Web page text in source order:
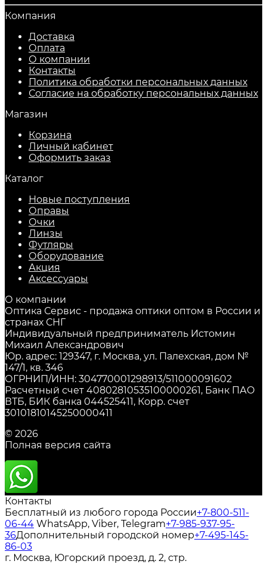
Компания
Доставка
Оплата
О компании
Контакты
Политика обработки персональных данных
Согласие на обработку персональных данных
Магазин
Корзина
Личный кабинет
Оформить заказ
Каталог
Новые поступления
Оправы
Очки
Линзы
Футляры
Оборудование
Акция
Аксессуары
О компании
Оптика Сервис - продажа оптики оптом в России и
странах СНГ
Индивидуальный предприниматель Истомин
Михаил Александрович
Юр. адрес: 129347, г. Москва, ул. Палехская, дом №
147/1, кв. 346
ОГРНИП/ИНН: 304770001298913/511000091602
Расчетный счет 40802810535100000261, Банк ПАО
ВТБ, БИК банка 044525411, Корр. счет
30101810145250000411
© 2026
Полная версия сайта
Контакты
Бесплатный из любого города России+7-800-511-
06-44 WhatsApp, Viber, Telegram+7-985-937-95-
36Дополнительный городской номер+7-495-145-
86-03
г. Москва, Югорский проезд, д. 2, стр.